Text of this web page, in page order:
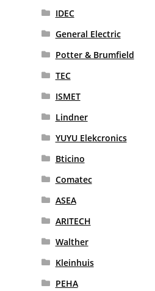
IDEC
General Electric
Potter & Brumfield
TEC
ISMET
Lindner
YUYU Elekcronics
Bticino
Comatec
ASEA
ARITECH
Walther
Kleinhuis
PEHA